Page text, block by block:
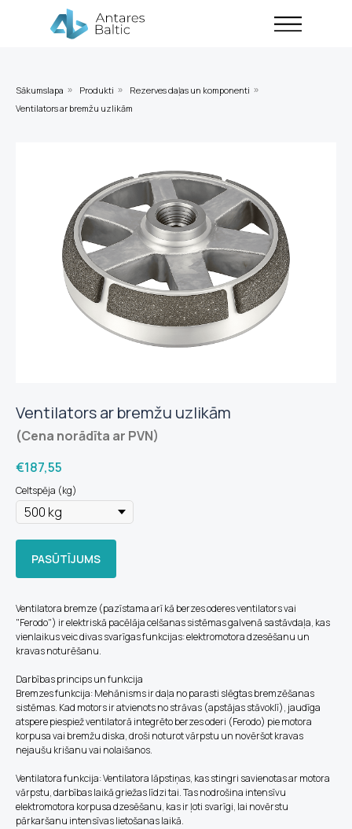
Sākumslapa » Produkti » Rezerves daļas un komponenti »
Ventilators ar bremžu uzlikām
Ventilators ar bremžu uzlikām
(Cena norādīta ar PVN)
€187,55
Celtspēja (kg)
PASŪTĪJUMS
Ventilatora bremze (pazīstama arī kā berzes oderes ventilators vai
"Ferodo") ir elektriskā pacēlāja celšanas sistēmas galvenā sastāvdaļa, kas
vienlaikus veic divas svarīgas funkcijas: elektromotora dzesēšanu un
kravas noturēšanu.
Darbības princips un funkcija
Bremzes funkcija: Mehānisms ir daļa no parasti slēgtas bremzēšanas
sistēmas. Kad motors ir atvienots no strāvas (apstājas stāvoklī), jaudīga
atspere piespiež ventilatorā integrēto berzes oderi (Ferodo) pie motora
korpusa vai bremžu diska, droši noturot vārpstu un novēršot kravas
nejaušu krišanu vai nolaišanos.
Ventilatora funkcija: Ventilatora lāpstiņas, kas stingri savienotas ar motora
vārpstu, darbības laikā griežas līdzi tai. Tas nodrošina intensīvu
elektromotora korpusa dzesēšanu, kas ir ļoti svarīgi, lai novērstu
pārkaršanu intensīvas lietošanas laikā.